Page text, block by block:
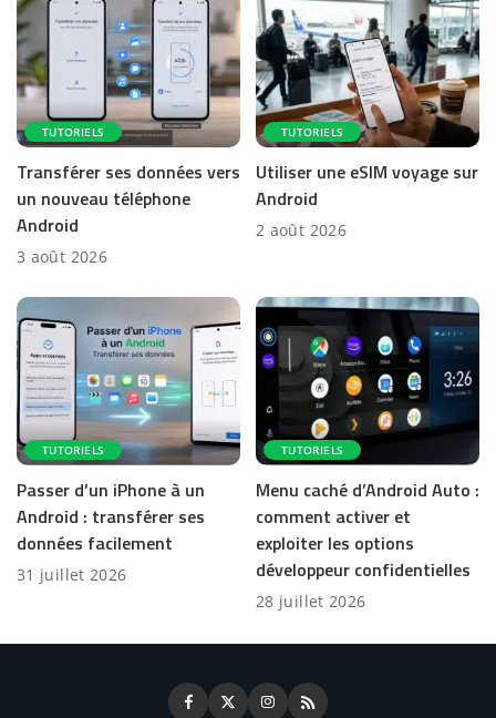
TUTORIELS
Transférer ses données vers
un nouveau téléphone
Android
3 août 2026
TUTORIELS
Utiliser une eSIM voyage sur
Android
2 août 2026
TUTORIELS
Passer d’un iPhone à un
Android : transférer ses
données facilement
31 juillet 2026
TUTORIELS
Menu caché d’Android Auto :
comment activer et
exploiter les options
développeur confidentielles
28 juillet 2026